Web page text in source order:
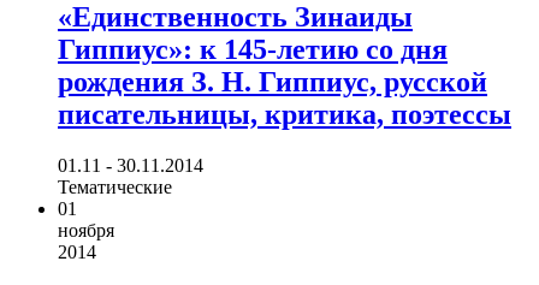
«Единственность Зинаиды
Гиппиус»: к 145-летию со дня
рождения З. Н. Гиппиус, русской
писательницы, критика, поэтессы
01.11 - 30.11.2014
Тематические
01
ноября
2014